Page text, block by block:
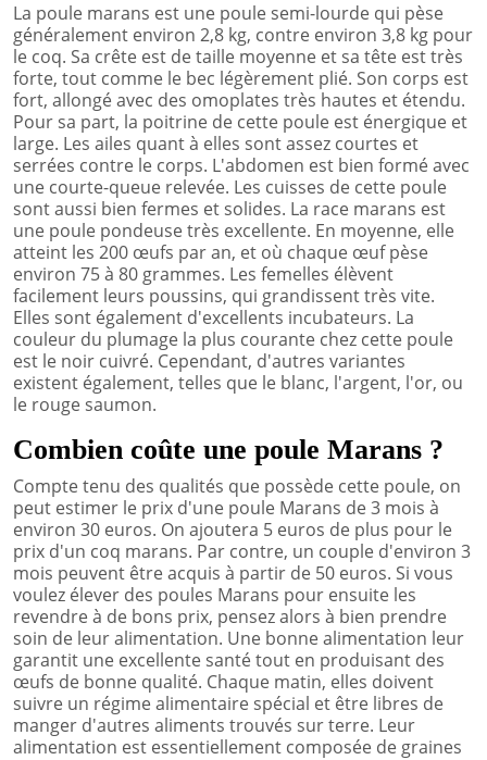
La poule marans est une poule semi-lourde qui pèse
généralement environ 2,8 kg, contre environ 3,8 kg pour
le coq. Sa crête est de taille moyenne et sa tête est très
forte, tout comme le bec légèrement plié. Son corps est
fort, allongé avec des omoplates très hautes et étendu.
Pour sa part, la poitrine de cette poule est énergique et
large. Les ailes quant à elles sont assez courtes et
serrées contre le corps. L'abdomen est bien formé avec
une courte-queue relevée. Les cuisses de cette poule
sont aussi bien fermes et solides. La race marans est
une poule pondeuse très excellente. En moyenne, elle
atteint les 200 œufs par an, et où chaque œuf pèse
environ 75 à 80 grammes. Les femelles élèvent
facilement leurs poussins, qui grandissent très vite.
Elles sont également d'excellents incubateurs. La
couleur du plumage la plus courante chez cette poule
est le noir cuivré. Cependant, d'autres variantes
existent également, telles que le blanc, l'argent, l'or, ou
le rouge saumon.
Combien coûte une poule Marans ?
Compte tenu des qualités que possède cette poule, on
peut estimer le prix d'une poule Marans de 3 mois à
environ 30 euros. On ajoutera 5 euros de plus pour le
prix d'un coq marans. Par contre, un couple d'environ 3
mois peuvent être acquis à partir de 50 euros. Si vous
voulez élever des poules Marans pour ensuite les
revendre à de bons prix, pensez alors à bien prendre
soin de leur alimentation. Une bonne alimentation leur
garantit une excellente santé tout en produisant des
œufs de bonne qualité. Chaque matin, elles doivent
suivre un régime alimentaire spécial et être libres de
manger d'autres aliments trouvés sur terre. Leur
alimentation est essentiellement composée de graines